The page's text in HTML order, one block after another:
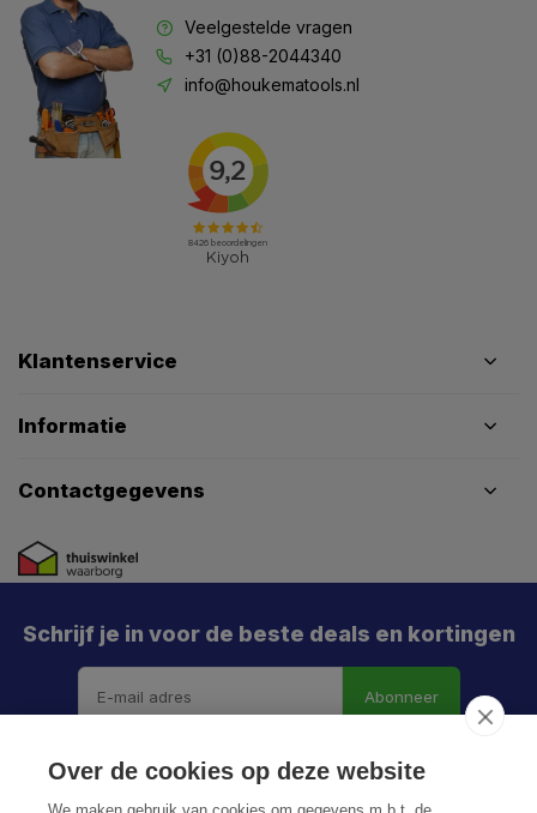
Veelgestelde vragen
+31 (0)88-2044340
info@houkematools.nl
Klantenservice
Informatie
Contactgegevens
Schrijf je in voor de beste deals en kortingen
Abonneer
Over de cookies op deze website